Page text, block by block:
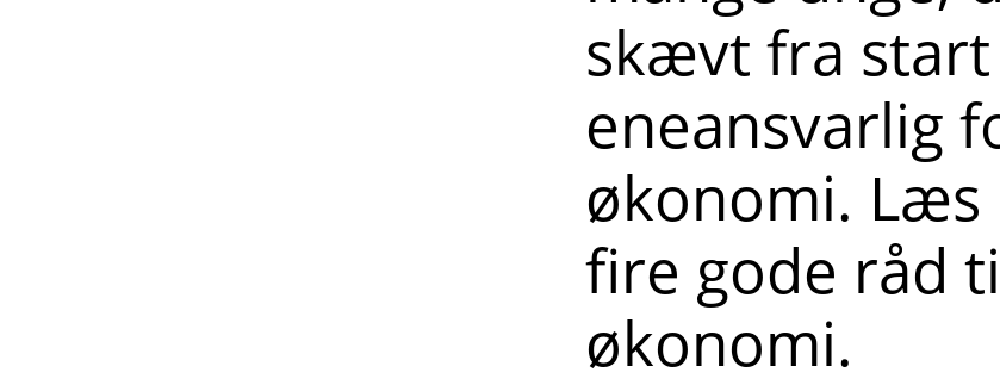
skævt fra
eneansvarlig
økonomi. Læs
fire gode råd
økonomi.